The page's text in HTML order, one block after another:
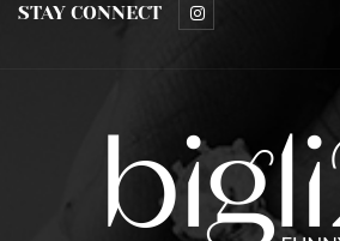
STAY CONNECT